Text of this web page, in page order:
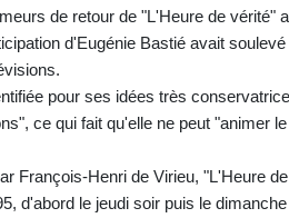
de retour de "L'Heure de vérité"
d'Eugénie Bastié avait
pour ses idées très
ce qui fait qu'elle ne peut "animer
François-Henri de Virieu, "L'Heure
d'abord le jeudi soir puis le